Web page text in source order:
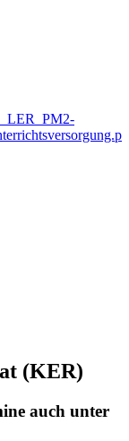
(KER)
auch unter